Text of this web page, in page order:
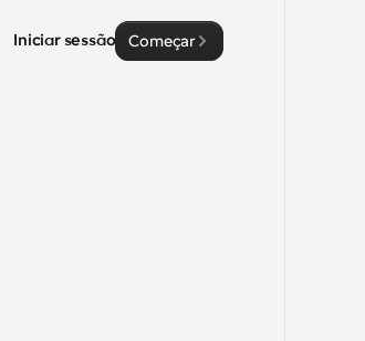
Iniciar sessão Começar